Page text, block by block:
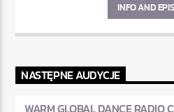
INFO AND
NASTĘPNE AUDYCJE